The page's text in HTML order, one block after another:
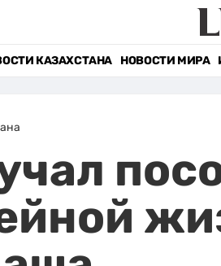
КАЗАХСТАНА НОВОСТИ МИРА